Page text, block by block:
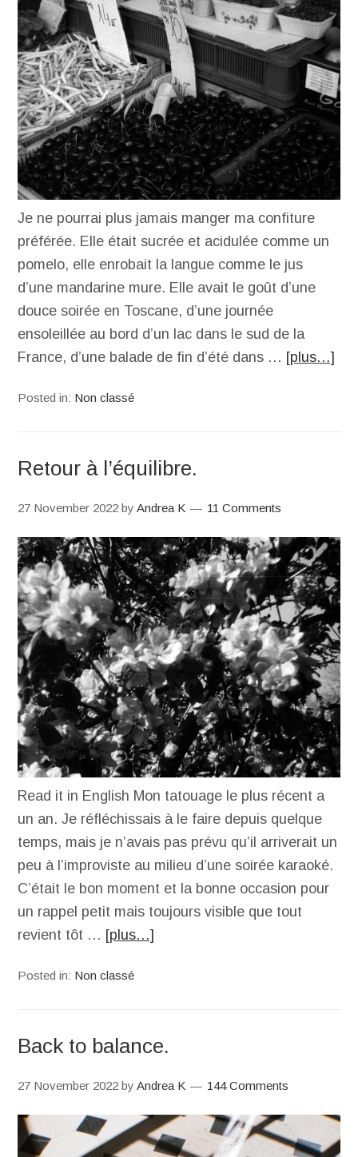
Je ne pourrai plus jamais manger ma confiture
préférée. Elle était sucrée et acidulée comme un
pomelo, elle enrobait la langue comme le jus
d’une mandarine mure. Elle avait le goût d’une
douce soirée en Toscane, d’une journée
ensoleillée au bord d’un lac dans le sud de la
France, d’une balade de fin d’été dans … [plus…]
Posted in: Non classé
Retour à l’équilibre.
27 November 2022 byAndrea K 11 Comments
Read it in English Mon tatouage le plus récent a
un an. Je réfléchissais à le faire depuis quelque
temps, mais je n’avais pas prévu qu’il arriverait un
peu à l’improviste au milieu d’une soirée karaoké.
C’était le bon moment et la bonne occasion pour
un rappel petit mais toujours visible que tout
revient tôt … [plus…]
Posted in: Non classé
Back to balance.
27 November 2022 byAndrea K 144 Comments